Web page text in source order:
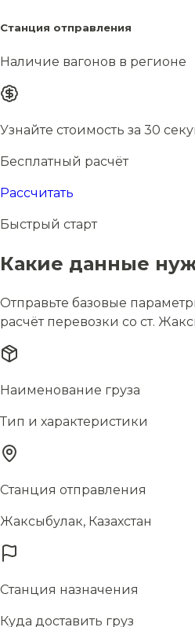
Станция отправления
Наличие вагонов в регионе
Узнайте стоимость за 30
Бесплатный расчёт
Рассчитать
Быстрый старт
Какие данные
Отправьте базовые
расчёт перевозки со ст.
Наименование груза
Тип и характеристики
Станция отправления
Жаксыбулак, Казахстан
Станция назначения
Куда доставить груз